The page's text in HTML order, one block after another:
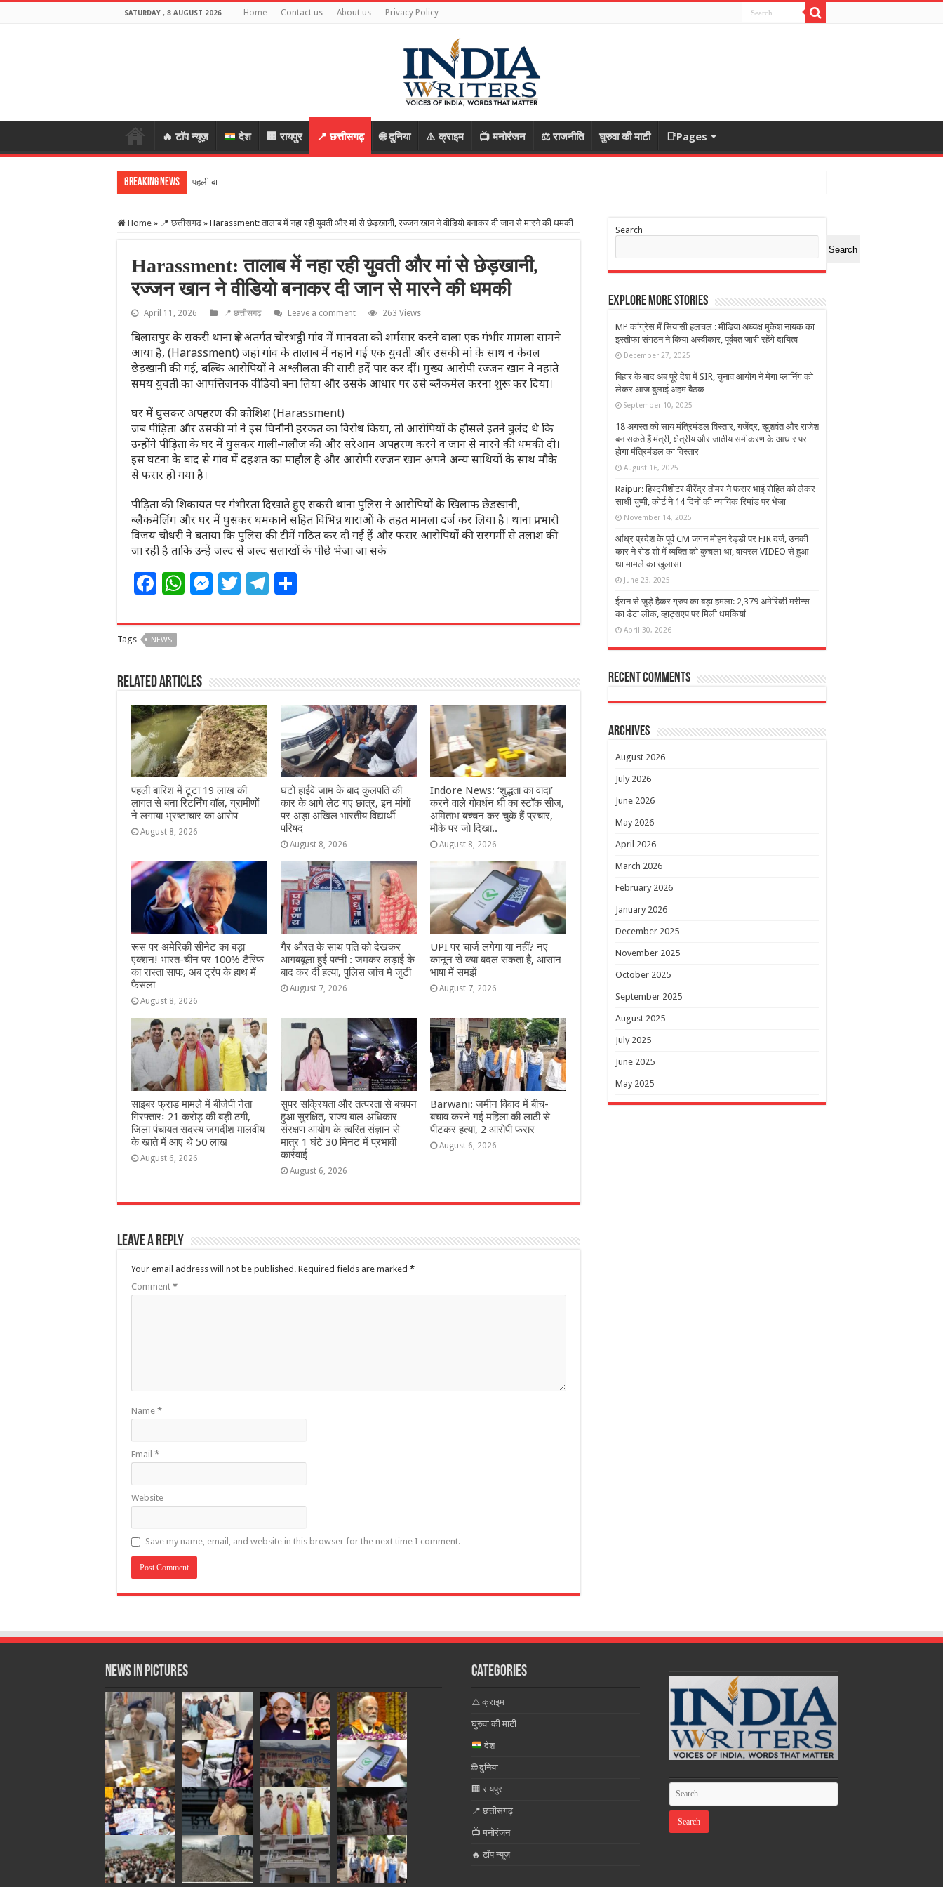
SATURDAY , 8 AUGUST 2026 Home Contact us About us Privacy Policy
🔥 टॉप न्यूज़ देश 🏢 रायपुर 📍 छत्तीसगढ़ 🌐 दुनिया ⚠️ क्राइम 📺 मनोरंजन ⚖️ राजनीति घुरुवा की माटी 📑Pages
Breaking News पहली बारिश में टूटा 19 लाख
Home » 📍 छत्तीसगढ़ » Harassment: तालाब में नहा रही युवती और मां से छेड़खानी, रज्जन खान ने वीडियो बनाकर दी जान से मारने की धमकी
Harassment: तालाब में नहा रही युवती और मां से छेड़खानी,
रज्जन खान ने वीडियो बनाकर दी जान से मारने की धमकी
April 11, 2026 📍 छत्तीसगढ़ Leave a comment 263 Views
बिलासपुर के सकरी थाना क्षेत्र अंतर्गत चोरभट्ठी गांव में मानवता को शर्मसार करने वाला एक गंभीर मामला सामने
आया है, (Harassment) जहां गांव के तालाब में नहाने गई एक युवती और उसकी मां के साथ न केवल
छेड़खानी की गई, बल्कि आरोपियों ने अश्लीलता की सारी हदें पार कर दीं। मुख्य आरोपी रज्जन खान ने नहाते
समय युवती का आपत्तिजनक वीडियो बना लिया और उसके आधार पर उसे ब्लैकमेल करना शुरू कर दिया।
घर में घुसकर अपहरण की कोशिश (Harassment)
जब पीड़िता और उसकी मां ने इस घिनौनी हरकत का विरोध किया, तो आरोपियों के हौसले इतने बुलंद थे कि
उन्होंने पीड़िता के घर में घुसकर गाली-गलौज की और सरेआम अपहरण करने व जान से मारने की धमकी दी।
इस घटना के बाद से गांव में दहशत का माहौल है और आरोपी रज्जन खान अपने अन्य साथियों के साथ मौके
से फरार हो गया है।
पीड़िता की शिकायत पर गंभीरता दिखाते हुए सकरी थाना पुलिस ने आरोपियों के खिलाफ छेड़खानी,
ब्लैकमेलिंग और घर में घुसकर धमकाने सहित विभिन्न धाराओं के तहत मामला दर्ज कर लिया है। थाना प्रभारी
विजय चौधरी ने बताया कि पुलिस की टीमें गठित कर दी गई हैं और फरार आरोपियों की सरगर्मी से तलाश की
जा रही है ताकि उन्हें जल्द से जल्द सलाखों के पीछे भेजा जा सके
F
a
c
e
b
o
o
k
W
h
at
A
p
p
M
e
ss
n
g
e
r
T
w
itt
r
T
el
e
ra
m
ar
Tags NEWS
Related Articles
पहली बारिश में टूटा 19 लाख की
लागत से बना रिटर्निंग वॉल, ग्रामीणों
ने लगाया भ्रष्टाचार का आरोप
August 8, 2026
घंटों हाईवे जाम के बाद कुलपति की
कार के आगे लेट गए छात्र, इन मांगों
पर अड़ा अखिल भारतीय विद्यार्थी
परिषद
August 8, 2026
Indore News: ‘शुद्धता का वादा’
करने वाले गोवर्धन घी का स्टॉक सीज,
अमिताभ बच्चन कर चुके हैं प्रचार,
मौके पर जो दिखा..
August 8, 2026
रूस पर अमेरिकी सीनेट का बड़ा
एक्शन! भारत-चीन पर 100% टैरिफ
का रास्ता साफ, अब ट्रंप के हाथ में
फैसला
August 8, 2026
गैर औरत के साथ पति को देखकर
आगबबूला हुई पत्नी : जमकर लड़ाई के
बाद कर दी हत्या, पुलिस जांच मे जुटी
August 7, 2026
UPI पर चार्ज लगेगा या नहीं? नए
कानून से क्या बदल सकता है, आसान
भाषा में समझें
August 7, 2026
साइबर फ्राड मामले में बीजेपी नेता
गिरफ्तारः 21 करोड़ की बड़ी ठगी,
जिला पंचायत सदस्य जगदीश मालवीय
के खाते में आए थे 50 लाख
August 6, 2026
सुपर सक्रियता और तत्परता से बचपन
हुआ सुरक्षित, राज्य बाल अधिकार
संरक्षण आयोग के त्वरित संज्ञान से
मात्र 1 घंटे 30 मिनट में प्रभावी
कार्रवाई
August 6, 2026
Barwani: जमीन विवाद में बीच-
बचाव करने गई महिला की लाठी से
पीटकर हत्या, 2 आरोपी फरार
August 6, 2026
Leave a Reply
Your email address will not be published. Required fields are marked *
Comment *
Name *
Email *
Website
Save my name, email, and website in this browser for the next time I comment.
Search
Search
Explore More Stories
MP कांग्रेस में सियासी हलचल : मीडिया अध्यक्ष मुकेश नायक का
इस्तीफा संगठन ने किया अस्वीकार, पूर्ववत जारी रहेंगे दायित्व
December 27, 2025
बिहार के बाद अब पूरे देश में SIR, चुनाव आयोग ने मेगा प्लानिंग को
लेकर आज बुलाई अहम बैठक
September 10, 2025
18 अगस्त को साय मंत्रिमंडल विस्तार, गजेंद्र, खुशवंत और राजेश
बन सकते हैं मंत्री, क्षेत्रीय और जातीय समीकरण के आधार पर
होगा मंत्रिमंडल का विस्तार
August 16, 2025
Raipur: हिस्ट्रीशीटर वीरेंद्र तोमर ने फरार भाई रोहित को लेकर
साधी चुप्पी, कोर्ट ने 14 दिनों की न्यायिक रिमांड पर भेजा
November 14, 2025
आंध्र प्रदेश के पूर्व CM जगन मोहन रेड्डी पर FIR दर्ज, उनकी
कार ने रोड शो में व्यक्ति को कुचला था, वायरल VIDEO से हुआ
था मामले का खुलासा
June 23, 2025
ईरान से जुड़े हैकर ग्रुप का बड़ा हमला: 2,379 अमेरिकी मरीन्स
का डेटा लीक, व्हाट्सएप पर मिली धमकियां
April 30, 2026
Recent Comments
Archives
August 2026
July 2026
June 2026
May 2026
April 2026
March 2026
February 2026
January 2026
December 2025
November 2025
October 2025
September 2025
August 2025
July 2025
June 2025
May 2025
News in Pictures Categories
⚠️ क्राइम
घुरुवा की माटी
देश
🌐 दुनिया
🏢 रायपुर
📍 छत्तीसगढ़
📺 मनोरंजन
🔥 टॉप न्यूज़